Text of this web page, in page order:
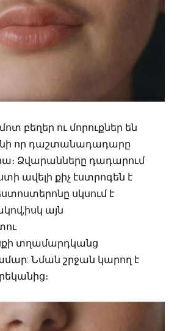
բեղեր ու մորուքներ են
որ դաշտանադադարը
Ձվարանները դադարում
ավելի քիչ էստրոգեն է
սկսում է
այն
տղամարդկանց
Նման շրջան կարող է